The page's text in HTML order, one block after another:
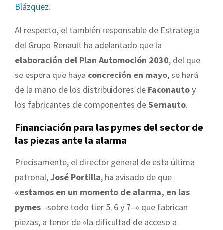
Blázquez.
Al respecto, el también responsable de Estrategia
del Grupo Renault ha adelantado que la
elaboración del Plan Automoción 2030, del que
se espera que haya concreción en mayo, se hará
de la mano de los distribuidores de Faconautoy
los fabricantes de componentes deSernauto.
Financiación para las pymes del sector de
las piezas ante la alarma
Precisamente, el director general de esta última
patronal,José Portilla, ha avisado de que
«estamos en un momento de alarma, en las
pymes –sobre todo tier 5, 6 y 7–» que fabrican
piezas, a tenor de «la dificultad de acceso a